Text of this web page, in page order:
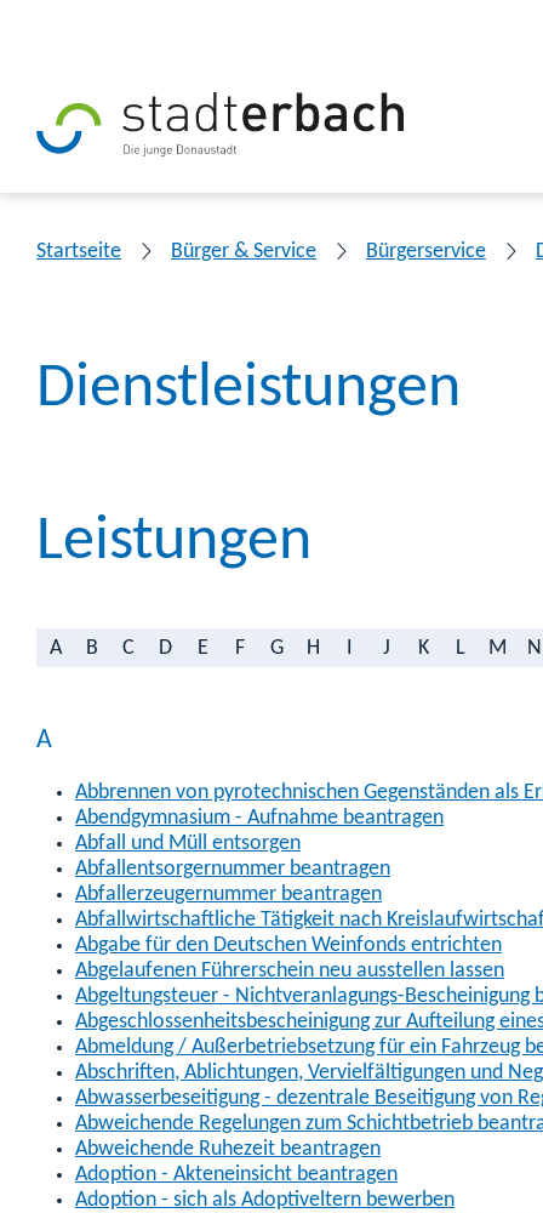
Startseite Bürger & Service Bürgerservice
Dienstleistungen
Leistungen
A B C D E F G H J K L M N
A
Abbrennen von pyrotechnischen Gegenständen als
Abendgymnasium - Aufnahme beantragen
Abfall und Müll entsorgen
Abfallentsorgernummer beantragen
Abfallerzeugernummer beantragen
Abfallwirtschaftliche Tätigkeit nach
Abgabe für den Deutschen Weinfonds entrichten
Abgelaufenen Führerschein neu ausstellen lassen
Abgeltungsteuer - Nichtveranlagungs-Bescheinigung
Abgeschlossenheitsbescheinigung zur Aufteilung
Abmeldung / Außerbetriebsetzung für ein Fahrzeug
Abschriften, Ablichtungen, Vervielfältigungen und
Abwasserbeseitigung - dezentrale Beseitigung von
Abweichende Regelungen zum Schichtbetrieb
Abweichende Ruhezeit beantragen
Adoption - Akteneinsicht beantragen
Adoption - sich als Adoptiveltern bewerben